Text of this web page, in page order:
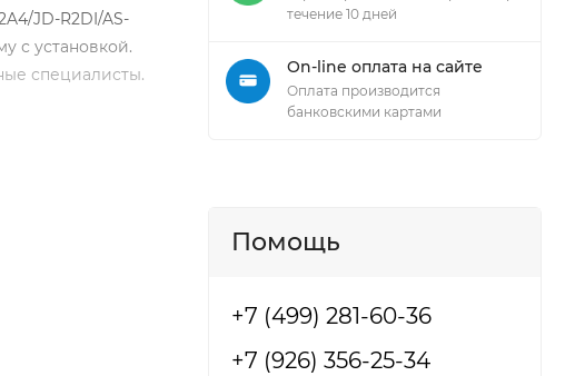
JD-R2DI/AS-
с установкой.
специалисты.
течение 10 дней
On-line оплата на сайте
Оплата производится
банковскими картами
Помощь
+7 (499) 281-60-36
+7 (926) 356-25-34